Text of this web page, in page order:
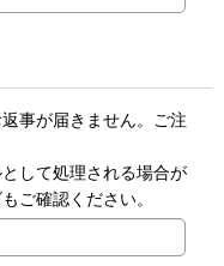
事が届きません。ご注
して処理される場合が
ご確認ください。